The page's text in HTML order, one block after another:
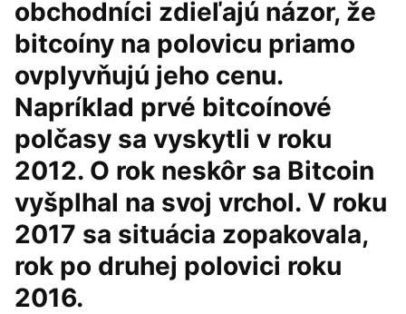
obchodníci zdieľajú názor, že
bitcoíny na polovicu priamo
ovplyvňujú jeho cenu.
Napríklad prvé bitcoínové
polčasy sa vyskytli v roku
2012. O rok neskôr sa Bitcoin
vyšplhal na svoj vrchol. V roku
2017 sa situácia zopakovala,
rok po druhej polovici roku
2016.